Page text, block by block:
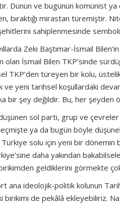
Dünün ve bugünün komünist
bıraktığı mirastan türemiştir.
sahiplenmesinde
Zeki Baştımar-İsmail
İsmail Bilen TKP’sinde
TKP’den türeyen bir kolu,
ve yeni tarihsel koşullardaki
bir şey değildir. Bu, her şeyden
sol parti, grup ve çevreler
ya da bugün böyle
Türkiye solu için yeni bir
daha yakından
geldiklerini görmekte
ana ideolojik-politik kolunun
de pekâlâ ekleyebiliriz.